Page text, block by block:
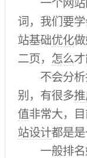
一个网站
词，我们要
站基础优化做
二页， 怎么
不会分析
别，有很多
值非常大，
站设计都是是
一般排名好